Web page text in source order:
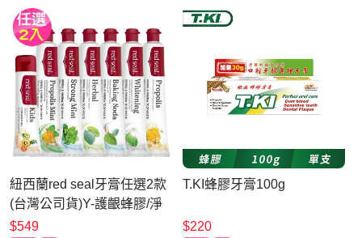
紐西蘭red seal牙膏任選2款
(台灣公司貨)Y-護齦蜂膠/淨
白勁涼/清新草本/小蘇打亮
$549
T.KI蜂膠牙膏100g
$220